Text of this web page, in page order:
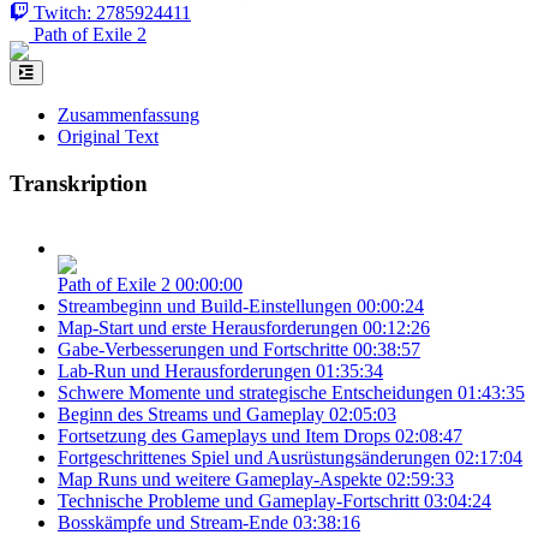
Twitch: 2785924411
Path of Exile 2
Zusammenfassung
Original Text
Transkription
Path of Exile 2 00:00:00
Streambeginn und Build-Einstellungen 00:00:24
Map-Start und erste Herausforderungen 00:12:26
Gabe-Verbesserungen und Fortschritte 00:38:57
Lab-Run und Herausforderungen 01:35:34
Schwere Momente und strategische Entscheidungen 01:43:35
Beginn des Streams und Gameplay 02:05:03
Fortsetzung des Gameplays und Item Drops 02:08:47
Fortgeschrittenes Spiel und Ausrüstungsänderungen 02:17:04
Map Runs und weitere Gameplay-Aspekte 02:59:33
Technische Probleme und Gameplay-Fortschritt 03:04:24
Bosskämpfe und Stream-Ende 03:38:16